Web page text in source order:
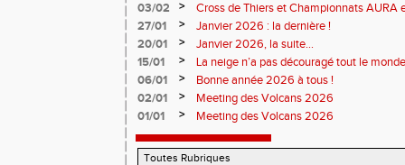
03/02
>
Cross de Thiers et Championnats AURA
27/01
>
Janvier 2026 : la dernière !
20/01
>
Janvier 2026, la suite...
15/01
>
La neige n’a pas découragé tout le
06/01
>
Bonne année 2026 à tous !
02/01
>
Meeting des Volcans 2026
01/01
> Meeting des Volcans 2026